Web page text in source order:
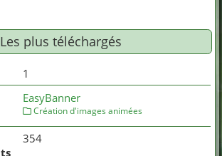
Les plus téléchargés
1
EasyBanner
Création d'images animées
354